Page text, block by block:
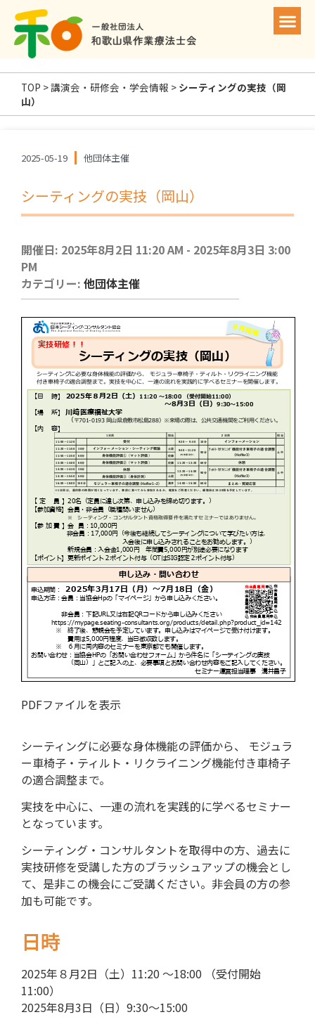
TOP >講演会・研修会・学会情報 > シーティングの実技（岡
山）
2025-05-19 他団体主催
シーティングの実技（岡山）
開催日: 2025年8月2日 11:20 AM - 2025年8月3日 3:00
PM
カテゴリー: 他団体主催
PDFファイルを表示
シーティングに必要な身体機能の評価から、 モジュラ
ー車椅子・ティルト・リクライニング機能付き車椅子
の適合調整まで。
実技を中心に、一連の流れを実践的に学べるセミナー
となっています。
シーティング・コンサルタントを取得中の方、過去に
実技研修を受講した方のブラッシュアップの機会とし
て、是非この機会にご受講ください。非会員の方の参
加も可能です。
日時
2025年８月2日（土）11:20 ～18:00 （受付開始
11:00）
2025年8月3日（日）9:30～15:00